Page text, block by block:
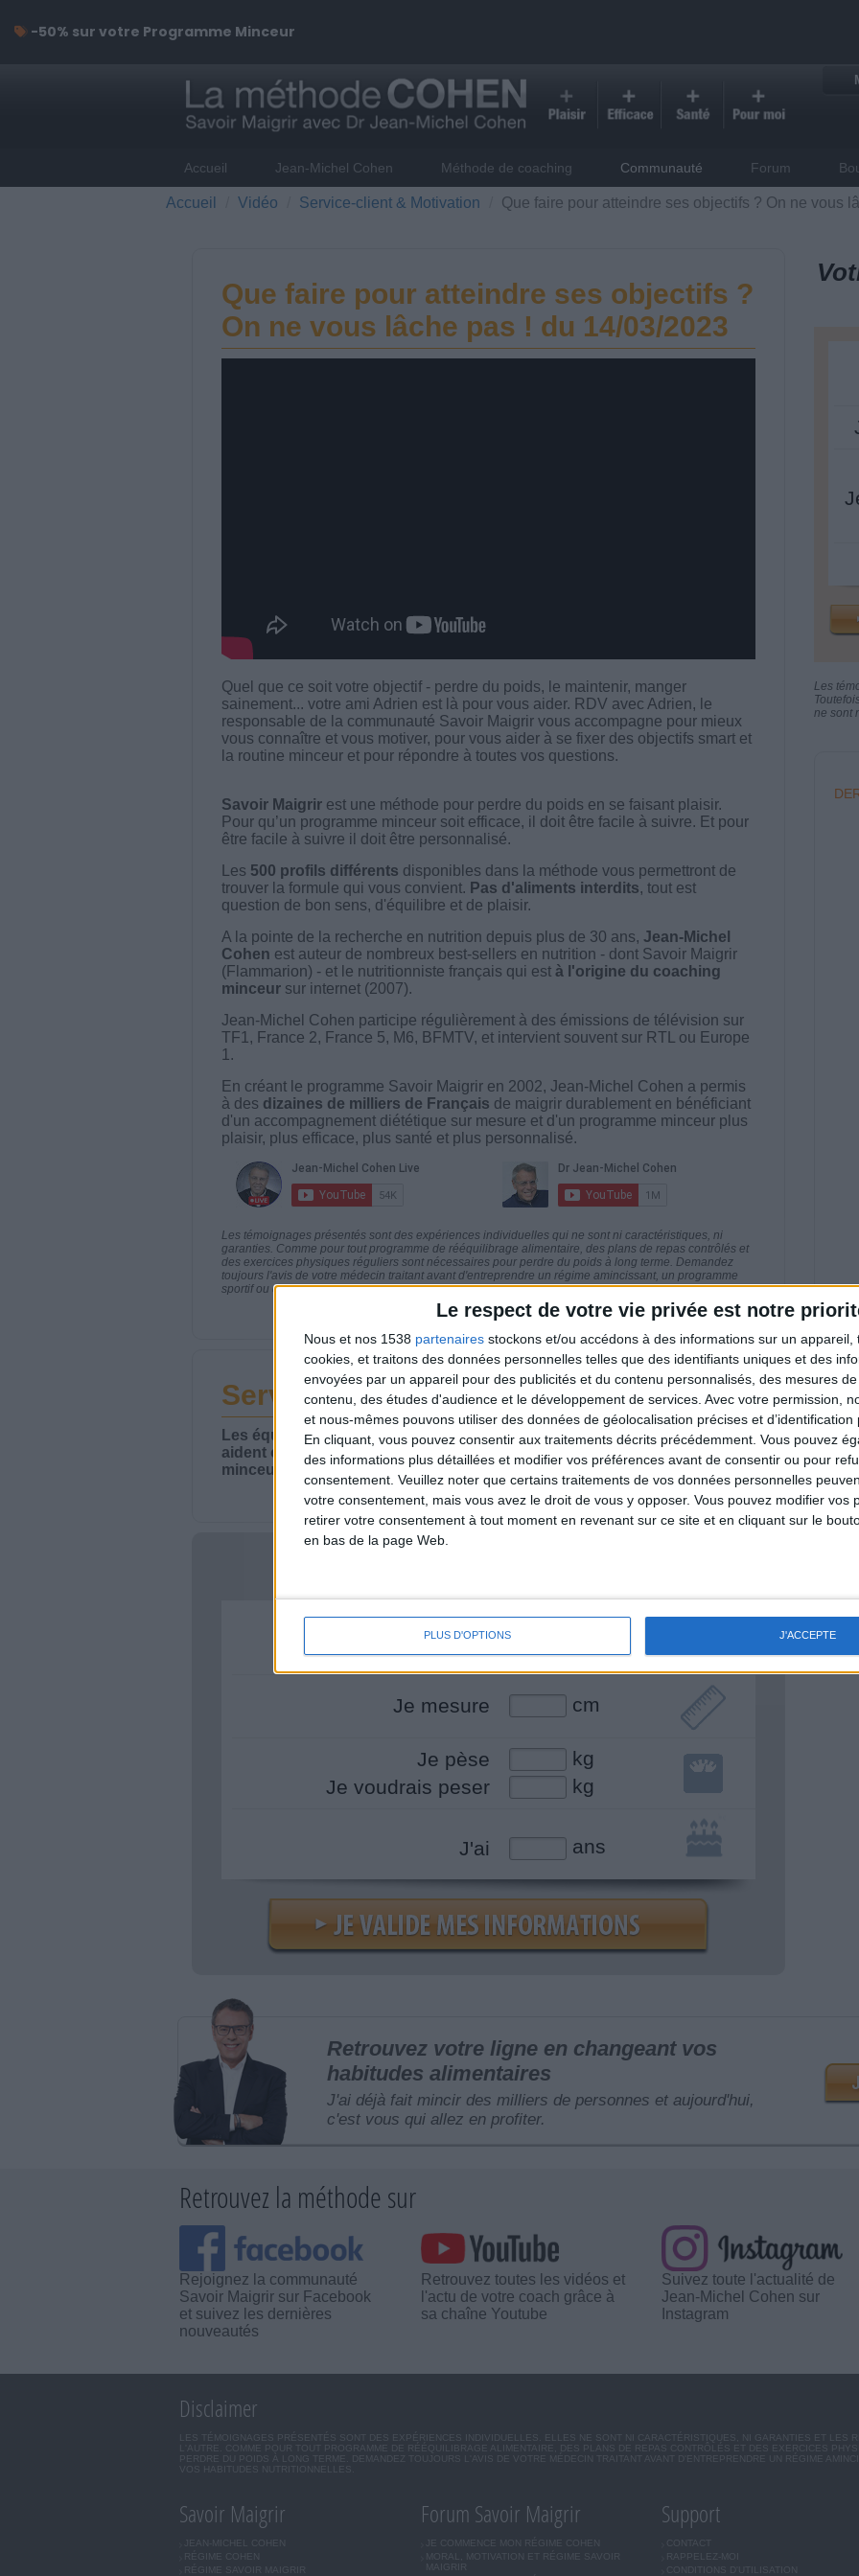
Le respect de votre vie privée est notre
Nous et nos 1538 partenaires stockons et/ou accédons à des informations sur un appareil,
cookies, et traitons des données personnelles telles que des identifiants uniques et des
envoyées par un appareil pour des publicités et du contenu personnalisés, des mesures
contenu, des études d'audience et le développement de services. Avec votre permission,
et nous-mêmes pouvons utiliser des données de géolocalisation précises et d’identification
En cliquant, vous pouvez consentir aux traitements décrits précédemment. Vous pouvez
des informations plus détaillées et modifier vos préférences avant de consentir ou pour
consentement. Veuillez noter que certains traitements de vos données personnelles
votre consentement, mais vous avez le droit de vous y opposer. Vous pouvez modifier vos
retirer votre consentement à tout moment en revenant sur ce site et en cliquant sur le
en bas de la page Web.
PLUS D'OPTIONS J'ACCEPTE
Accueil Jean-Michel Cohen Méthode de coaching Communauté Forum
Accueil Vidéo Service-client & Motivation Que faire pour atteindre ses objectifs ? On ne vous
Que faire pour atteindre ses objectifs ?
On ne vous lâche pas ! du 14/03/2023
Quel que ce soit votre objectif - perdre du poids, le maintenir, manger
sainement... votre ami Adrien est là pour vous aider. RDV avec Adrien, le
responsable de la communauté Savoir Maigrir vous accompagne pour mieux
vous connaître et vous motiver, pour vous aider à se fixer des objectifs smart et
la routine minceur et pour répondre à toutes vos questions.
Savoir Maigrirest une méthode pour perdre du poids en se faisant plaisir.
Pour qu’un programme minceur soit efficace, il doit être facile à suivre. Et pour
être facile à suivre il doit être personnalisé.
Les 500 profils différents disponibles dans la méthode vous permettront de
trouver la formule qui vous convient. Pas d'aliments interdits, tout est
question de bon sens, d'équilibre et de plaisir.
A la pointe de la recherche en nutrition depuis plus de 30 ans, Jean-Michel
Cohen est auteur de nombreux best-sellers en nutrition - dont Savoir Maigrir
(Flammarion) - et le nutritionniste français qui est à l'origine du coaching
minceursur internet (2007).
Jean-Michel Cohen participe régulièrement à des émissions de télévision sur
TF1, France 2, France 5, M6, BFMTV, et intervient souvent sur RTL ou Europe
1.
En créant le programme Savoir Maigrir en 2002, Jean-Michel Cohen a permis
à des dizaines de milliers de Français de maigrir durablement en bénéficiant
d'un accompagnement diététique sur mesure et d'un programme minceur plus
plaisir, plus efficace, plus santé et plus personnalisé.
Les témoignages présentés sont des expériences individuelles qui ne sont ni caractéristiques, ni
garanties. Comme pour tout programme de rééquilibrage alimentaire, des plans de repas contrôlés et
des exercices physiques réguliers sont nécessaires pour perdre du poids à long terme. Demandez
toujours l'avis de votre médecin traitant avant d'entreprendre un régime amincissant, un programme
sportif ou de modifier vos habitudes nutritionnelles.
Service-client & Motivation Voir tout
Les équipes du Service-client et de la Communauté Savoir Maigrir vous
aident chaque semaine à vous rapprocher sereinement de votre objectif
minceur.
Je suis
une femme
Je mesure cm
Je pèse
kg
Je voudrais peser
kg
J'ai ans
Les
ne sont
Retrouvez votre ligne en changeant vos
habitudes alimentaires
J'ai déjà fait mincir des milliers de personnes et aujourd'hui,
c'est vous qui allez en profiter.
Retrouvez la méthode sur
Rejoignez la communauté
Savoir Maigrir sur Facebook
et suivez les dernières
nouveautés
Retrouvez toutes les vidéos et
l'actu de votre coach grâce à
sa chaîne Youtube
Suivez toute l'actualité de
Jean-Michel Cohen sur
Instagram
Disclaimer
LES TÉMOIGNAGES PRÉSENTÉS SONT DES EXPÉRIENCES INDIVIDUELLES. ELLES NE SONT NI CARACTÉRISTIQUES, NI GARANTIES ET LES
L'AUTRE. COMME POUR TOUT PROGRAMME DE RÉÉQUILIBRAGE ALIMENTAIRE, DES PLANS DE REPAS CONTRÔLÉS ET DES EXERCICES
PERDRE DU POIDS À LONG TERME. DEMANDEZ TOUJOURS L'AVIS DE VOTRE MÉDECIN TRAITANT AVANT D'ENTREPRENDRE UN RÉGIME
VOS HABITUDES NUTRITIONNELLES.
Savoir Maigrir
JEAN-MICHEL COHEN
RÉGIME COHEN
RÉGIME SAVOIR MAIGRIR
Forum Savoir Maigrir
JE COMMENCE MON RÉGIME COHEN
MORAL, MOTIVATION ET RÉGIME SAVOIR
MAIGRIR
Support
CONTACT
RAPPELEZ-MOI
CONDITIONS D'UTILISATION
-50% sur votre Programme Minceur